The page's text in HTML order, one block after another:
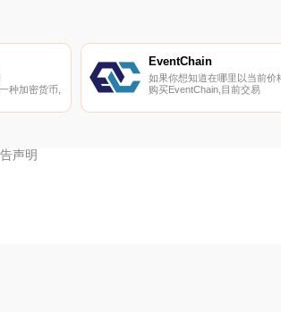
种加密货币,
。
信息请访问
EventChain
如果你想知道在哪里以当前价
购买EventChain,目前交易
币交易所是Mercatox。您可以
声明